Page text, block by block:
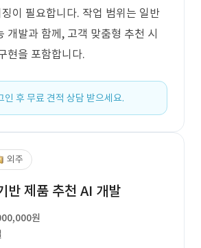
이 필요합니다. 작업 범위는 일반
개발과 함께, 고객 맞춤형 추천 시
현을 포함합니다.
인 후 무료 견적 상담 받으세요.
외주
반 제품 추천 AI 개발
원